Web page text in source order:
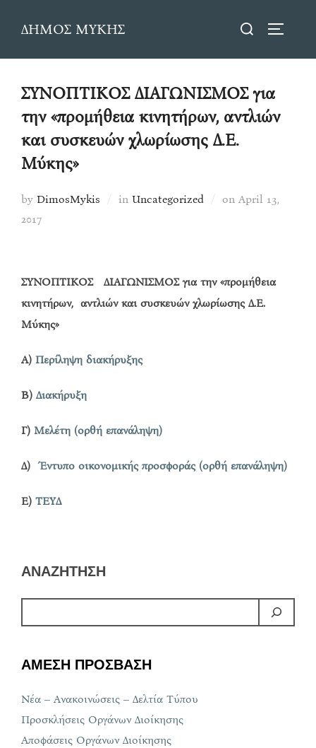
ΔΗΜΟΣ ΜΥΚΗΣ
Search
ΣΥΝΟΠΤΙΚΟΣ ΔΙΑΓΩΝΙΣΜΟΣ για
την «προμήθεια κινητήρων, αντλιών
και συσκευών χλωρίωσης Δ.Ε.
Μύκης»
by DimosMykis in Uncategorized on Posted
April 13,
2017
ΣΥΝΟΠΤΙΚΟΣ ΔΙΑΓΩΝΙΣΜΟΣ για την «προμήθεια
κινητήρων, αντλιών και συσκευών χλωρίωσης Δ.Ε.
Μύκης»
Α) Περίληψη διακήρυξης
Β) Διακήρυξη
Γ) Μελέτη (ορθή επανάληψη)
Δ) Έντυπο οικονομικής προσφοράς (ορθή επανάληψη)
Ε) ΤΕΥΔ
ΑΝΑΖΗΤΗΣΗ
ΑΜΕΣΗ ΠΡΟΣΒΑΣΗ
Νέα – Ανακοινώσεις – Δελτία Τύπου
Προσκλήσεις Οργάνων Διοίκησης
Αποφάσεις Οργάνων Διοίκησης